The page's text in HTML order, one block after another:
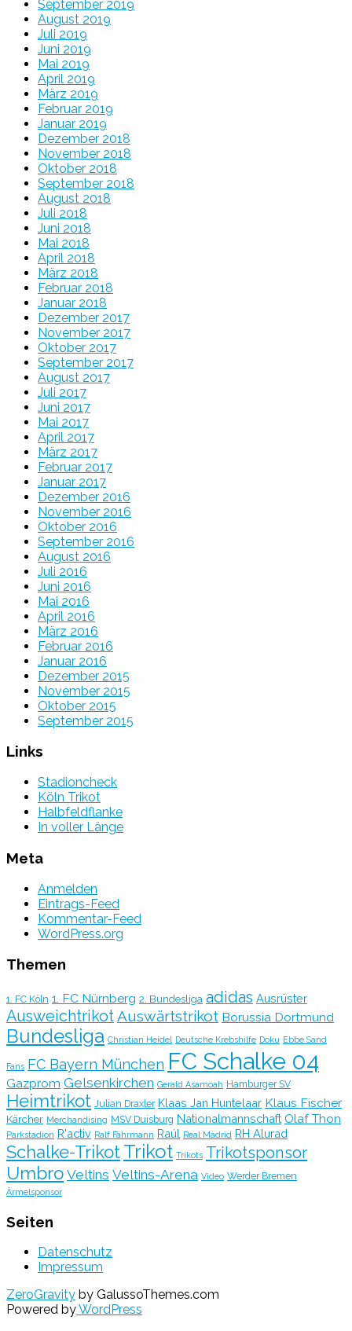
September 2019
August 2019
Juli 2019
Juni 2019
Mai 2019
April 2019
März 2019
Februar 2019
Januar 2019
Dezember 2018
November 2018
Oktober 2018
September 2018
August 2018
Juli 2018
Juni 2018
Mai 2018
April 2018
März 2018
Februar 2018
Januar 2018
Dezember 2017
November 2017
Oktober 2017
September 2017
August 2017
Juli 2017
Juni 2017
Mai 2017
April 2017
März 2017
Februar 2017
Januar 2017
Dezember 2016
November 2016
Oktober 2016
September 2016
August 2016
Juli 2016
Juni 2016
Mai 2016
April 2016
März 2016
Februar 2016
Januar 2016
Dezember 2015
November 2015
Oktober 2015
September 2015
Links
Stadioncheck
Köln Trikot
Halbfeldflanke
In voller Länge
Meta
Anmelden
Eintrags-Feed
Kommentar-Feed
WordPress.org
Themen
1. FC Köln 1. FC Nürnberg 2. Bundesliga adidas Ausrüster
AusweichtrikotAuswärtstrikot Borussia Dortmund
Bundesliga Christian Heidel Deutsche Krebshilfe Doku Ebbe Sand
Fans FC Bayern München FC Schalke 04
Gazprom Gelsenkirchen Gerald Asamoah Hamburger SV
Heimtrikot Julian Draxler Klaas Jan Huntelaar Klaus Fischer
Kärcher Merchandising MSV Duisburg Nationalmannschaft Olaf Thon
Parkstadion R'activ Ralf Fährmann Raúl Real Madrid RH Alurad
Schalke-TrikotTrikot Trikots Trikotsponsor
Umbro Veltins Veltins-Arena Video Werder Bremen
Ärmelsponsor
Seiten
Datenschutz
Impressum
ZeroGravity by GalussoThemes.com
Powered byWordPress